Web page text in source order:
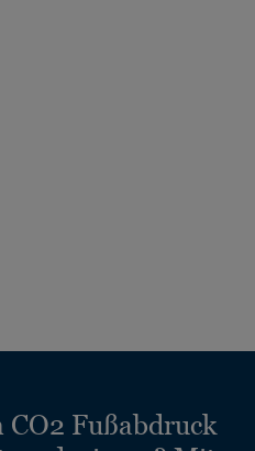
CO2 Fußabdruck